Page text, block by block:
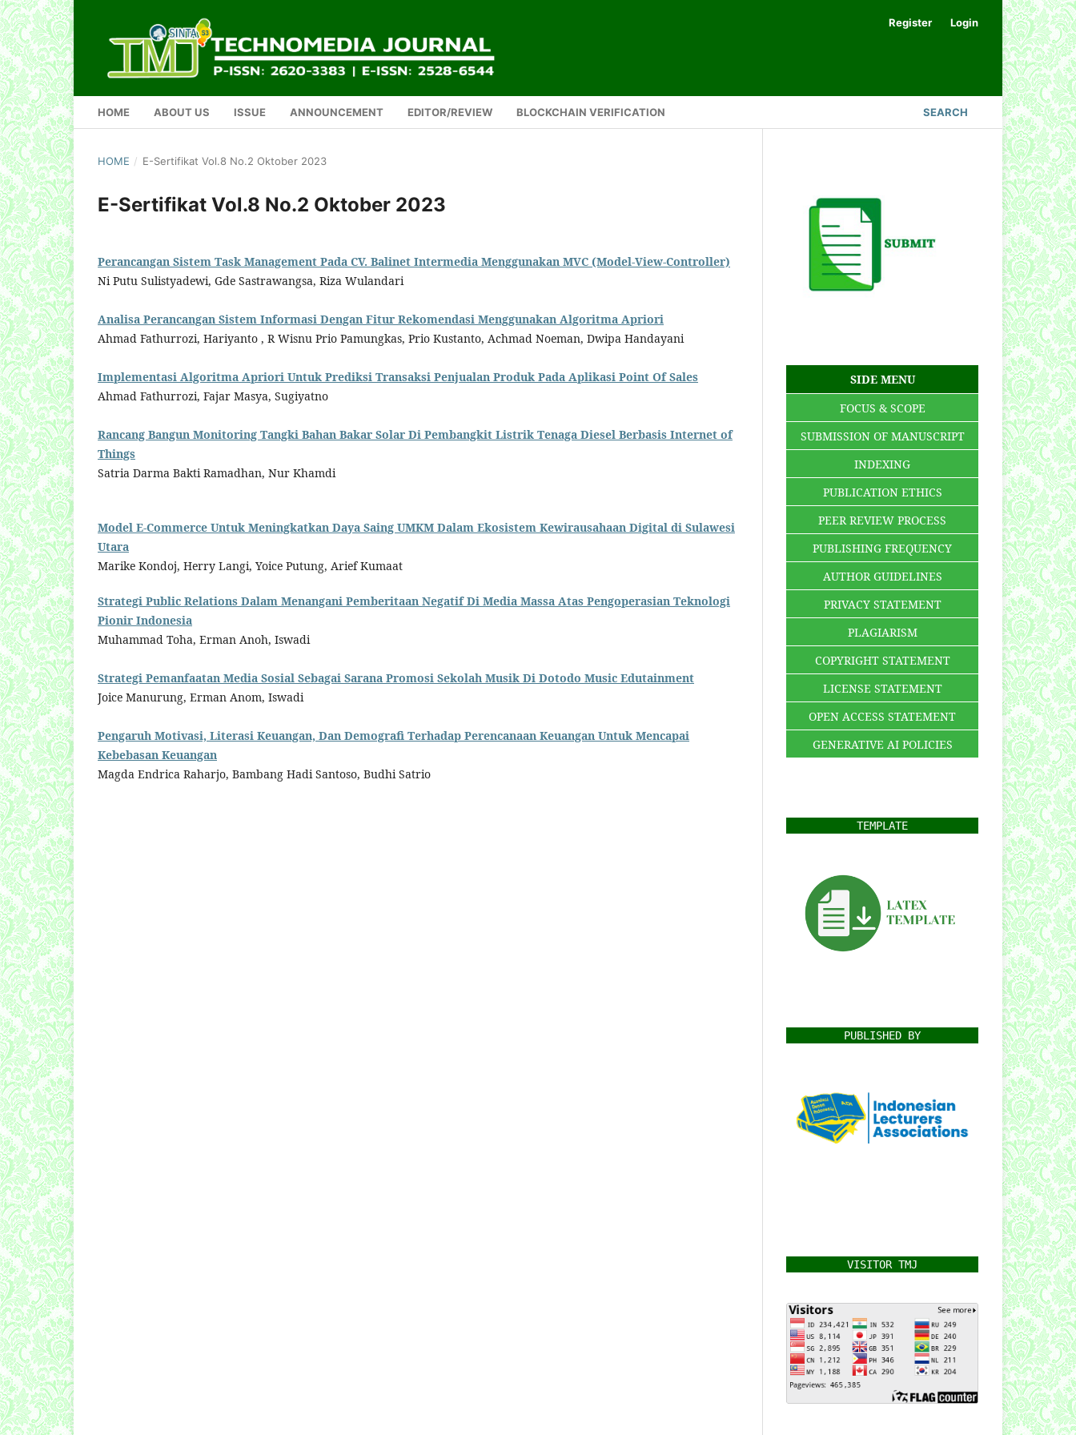
HOME ABOUT US ISSUE ANNOUNCEMENT EDITOR/REVIEW BLOCKCHAIN VERIFICATION SEARCH
Register Login
HOME / E-Sertifikat Vol.8 No.2 Oktober 2023
E-Sertifikat Vol.8 No.2 Oktober 2023
Perancangan Sistem Task Management Pada CV. Balinet Intermedia Menggunakan MVC (Model-View-Controller)
Ni Putu Sulistyadewi, Gde Sastrawangsa, Riza Wulandari
Analisa Perancangan Sistem Informasi Dengan Fitur Rekomendasi Menggunakan Algoritma Apriori
Ahmad Fathurrozi, Hariyanto , R Wisnu Prio Pamungkas, Prio Kustanto, Achmad Noeman, Dwipa Handayani
Implementasi Algoritma Apriori Untuk Prediksi Transaksi Penjualan Produk Pada Aplikasi Point Of Sales
Ahmad Fathurrozi, Fajar Masya, Sugiyatno
Rancang Bangun Monitoring Tangki Bahan Bakar Solar Di Pembangkit Listrik Tenaga Diesel Berbasis Internet of
Things
Satria Darma Bakti Ramadhan, Nur Khamdi
Model E-Commerce Untuk Meningkatkan Daya Saing UMKM Dalam Ekosistem Kewirausahaan Digital di Sulawesi
Utara
Marike Kondoj, Herry Langi, Yoice Putung, Arief Kumaat
Strategi Public Relations Dalam Menangani Pemberitaan Negatif Di Media Massa Atas Pengoperasian Teknologi
Pionir Indonesia
Muhammad Toha, Erman Anoh, Iswadi
Strategi Pemanfaatan Media Sosial Sebagai Sarana Promosi Sekolah Musik Di Dotodo Music Edutainment
Joice Manurung, Erman Anom, Iswadi
Pengaruh Motivasi, Literasi Keuangan, Dan Demografi Terhadap Perencanaan Keuangan Untuk Mencapai
Kebebasan Keuangan
Magda Endrica Raharjo, Bambang Hadi Santoso, Budhi Satrio
SIDE MENU
FOCUS & SCOPE
SUBMISSION OF MANUSCRIPT
INDEXING
PUBLICATION ETHICS
PEER REVIEW PROCESS
PUBLISHING FREQUENCY
AUTHOR GUIDELINES
PRIVACY STATEMENT
PLAGIARISM
COPYRIGHT STATEMENT
LICENSE STATEMENT
OPEN ACCESS STATEMENT
GENERATIVE AI POLICIES
TEMPLATE
PUBLISHED BY
VISITOR TMJ